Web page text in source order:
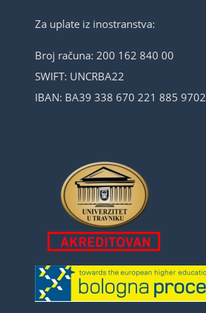
Za uplate iz inostranstva:
Broj računa: 200 162 840 00
SWIFT: UNCRBA22
IBAN: BA39 338 670 221 885 9702